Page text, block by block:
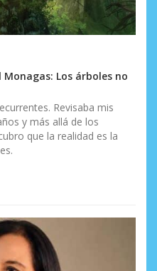
Monagas: Los árboles no
Revisaba mis
y más allá de los
que la realidad es la